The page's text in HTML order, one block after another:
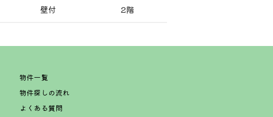
壁付 2階
5号室
物件一覧
物件探しの流れ
よくある質問